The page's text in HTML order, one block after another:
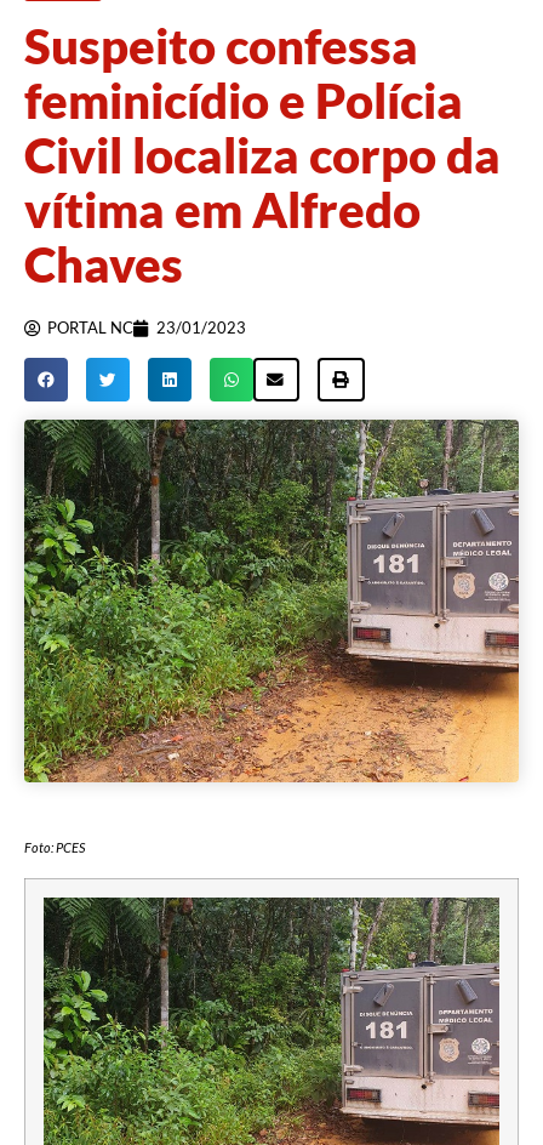
Suspeito confessa
feminicídio e Polícia
Civil localiza corpo da
vítima em Alfredo
Chaves
PORTAL NC 23/01/2023
Foto: PCES